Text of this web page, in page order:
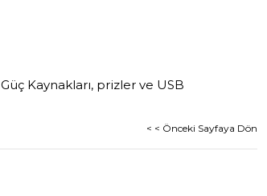
Güç Kaynakları, prizler ve USB
< < Önceki Sayfaya Dön